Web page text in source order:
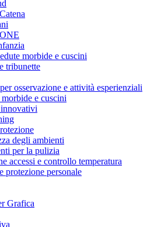
morbide e cuscini
tribunette
osservazione e attività esperienziali
morbide e cuscini
degli ambienti
per la pulizia
accessi e controllo temperatura
protezione personale
Grafica